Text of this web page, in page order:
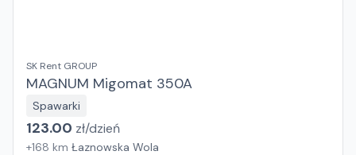
SK Rent GROUP
MAGNUM Migomat 350A
Spawarki
123.00 zł/dzień
+168 km Łaznowska Wola